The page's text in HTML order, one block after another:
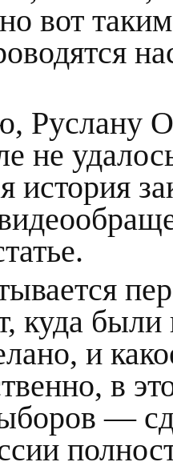
вот
Руслану
не
история
куда
и
в
—